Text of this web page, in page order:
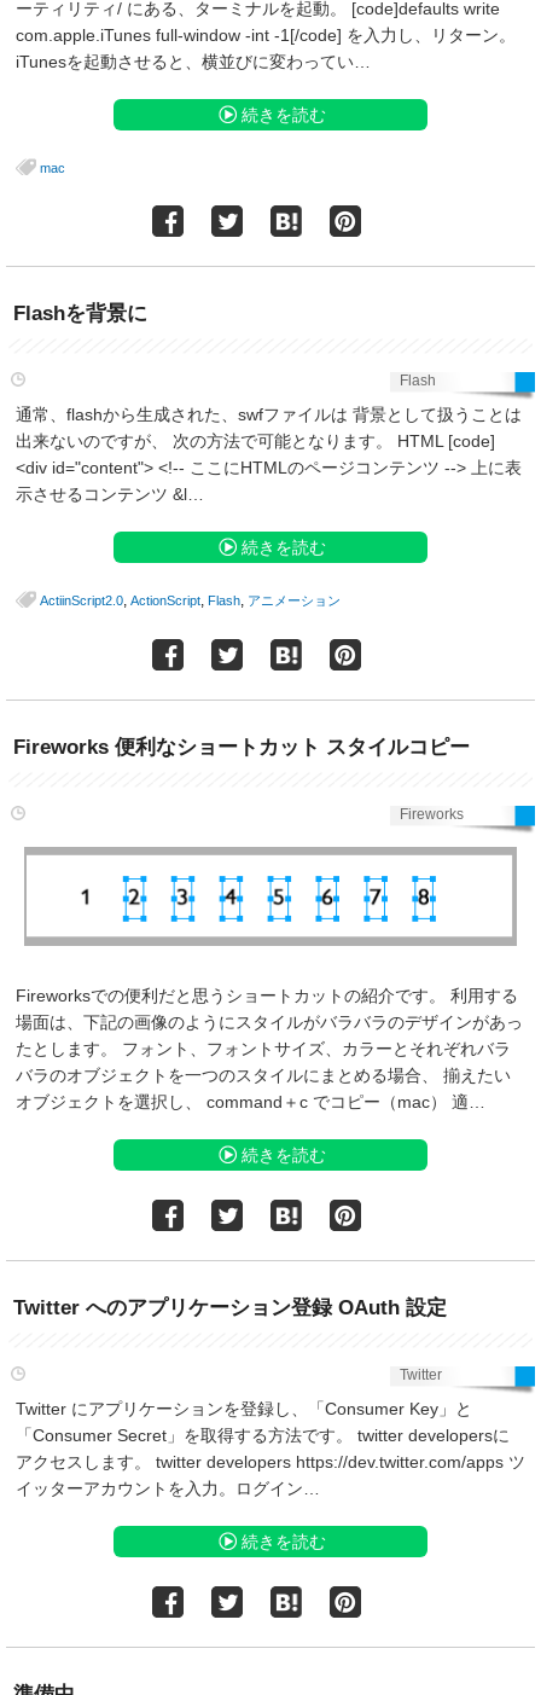
ーティリティ/ にある、ターミナルを起動。 [code]defaults write
com.apple.iTunes full-window -int -1[/code] を入力し、リターン。
iTunesを起動させると、横並びに変わってい…
続きを読む
mac
Flashを背景に
Flash
通常、flashから生成された、swfファイルは 背景として扱うことは
出来ないのですが、 次の方法で可能となります。 HTML [code]
<div id="content"> <!-- ここにHTMLのページコンテンツ --> 上に表
示させるコンテンツ &l…
続きを読む
ActiinScript2.0 ActionScript Flash アニメーション
Fireworks 便利なショートカット スタイルコピー
Fireworks
Fireworksでの便利だと思うショートカットの紹介です。 利用する
場面は、下記の画像のようにスタイルがバラバラのデザインがあっ
たとします。 フォント、フォントサイズ、カラーとそれぞれバラ
バラのオブジェクトを一つのスタイルにまとめる場合、 揃えたい
オブジェクトを選択し、 command＋c でコピー（mac） 適…
続きを読む
Twitter へのアプリケーション登録 OAuth 設定
Twitter
Twitter にアプリケーションを登録し、「Consumer Key」と
「Consumer Secret」を取得する方法です。 twitter developersに
アクセスします。 twitter developers https://dev.twitter.com/apps ツ
イッターアカウントを入力。ログイン…
続きを読む